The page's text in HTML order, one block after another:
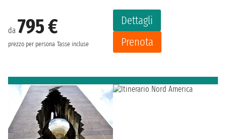
da 795 €
prezzo per persona Tasse incluse
Dettagli
Prenota